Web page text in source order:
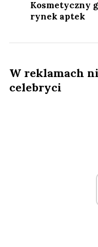
Kosmetyczny
rynek aptek
W reklamach
celebryci